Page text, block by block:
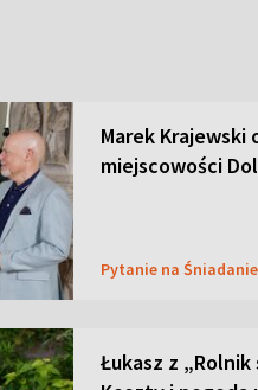
Marek
miejscowości
Pytanie na Śniadanie
Łukasz z